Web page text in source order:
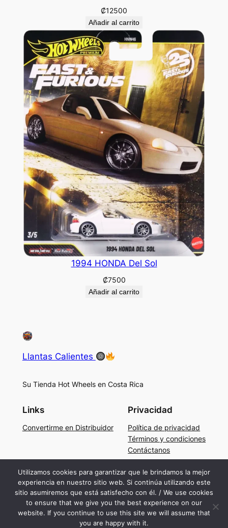
₡12500
Añadir al carrito
1994 HONDA Del Sol
₡7500
Añadir al carrito
Llantas Calientes
Su Tienda Hot Wheels en Costa Rica
Links
Convertirme en Distribuidor
Privacidad
Política de privacidad
Términos y condiciones
Contáctanos
Social
Facebook
Instagram
TikTok
Utilizamos cookies para garantizar que le brindamos la mejor
experiencia en nuestro sitio web. Si continúa utilizando este
sitio asumiremos que está satisfecho con él. / We use cookies
to ensure that we give you the best experience on our
website. If you continue to use this site we will assume that
you are happy with it.